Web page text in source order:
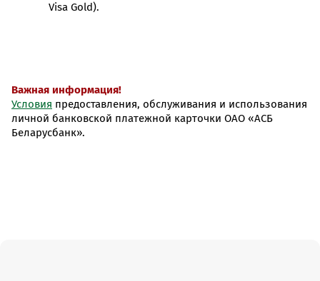
Visa Gold).
Важная информация!
Условия предоставления, обслуживания и использования
личной банковской платежной карточки ОАО «АСБ
Беларусбанк».